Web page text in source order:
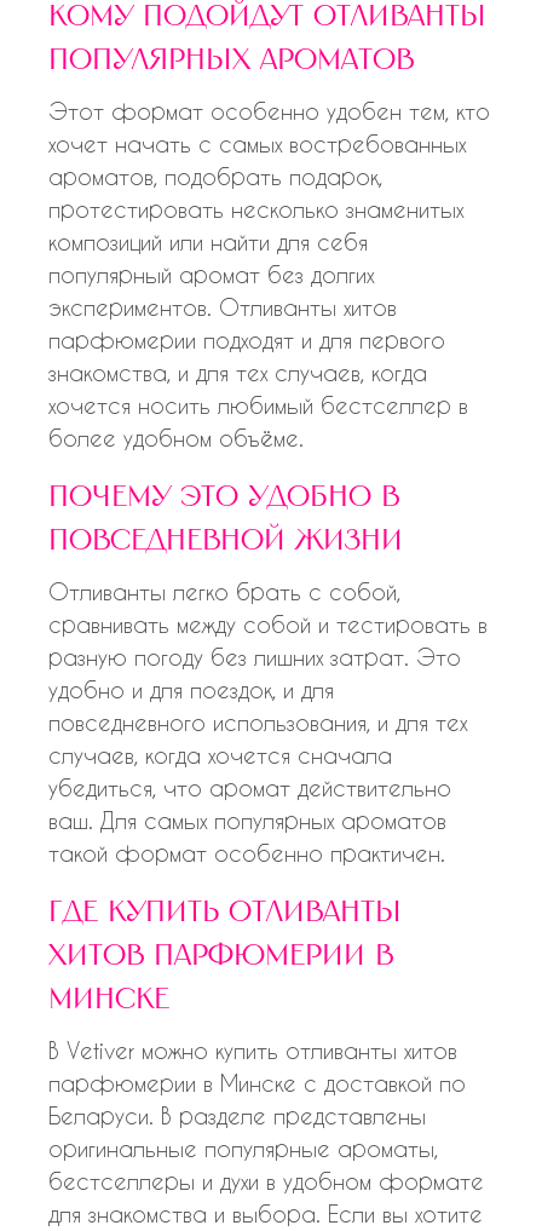
кому подойдут отливанты
популярных ароматов
Этот формат особенно удобен тем, кто
хочет начать с самых востребованных
ароматов, подобрать подарок,
протестировать несколько знаменитых
композиций или найти для себя
популярный аромат без долгих
экспериментов. Отливанты хитов
парфюмерии подходят и для первого
знакомства, и для тех случаев, когда
хочется носить любимый бестселлер в
более удобном объёме.
почему это удобно в
повседневной жизни
Отливанты легко брать с собой,
сравнивать между собой и тестировать в
разную погоду без лишних затрат. Это
удобно и для поездок, и для
повседневного использования, и для тех
случаев, когда хочется сначала
убедиться, что аромат действительно
ваш. Для самых популярных ароматов
такой формат особенно практичен.
где купить отливанты
хитов парфюмерии в
минске
В Vetiver можно купить отливанты хитов
парфюмерии в Минске с доставкой по
Беларуси. В разделе представлены
оригинальные популярные ароматы,
бестселлеры и духи в удобном формате
для знакомства и выбора. Если вы хотите